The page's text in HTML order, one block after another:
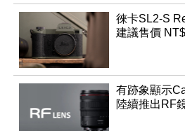
徠卡SL2-S
建議售價
有跡象顯示
陸續推出RF